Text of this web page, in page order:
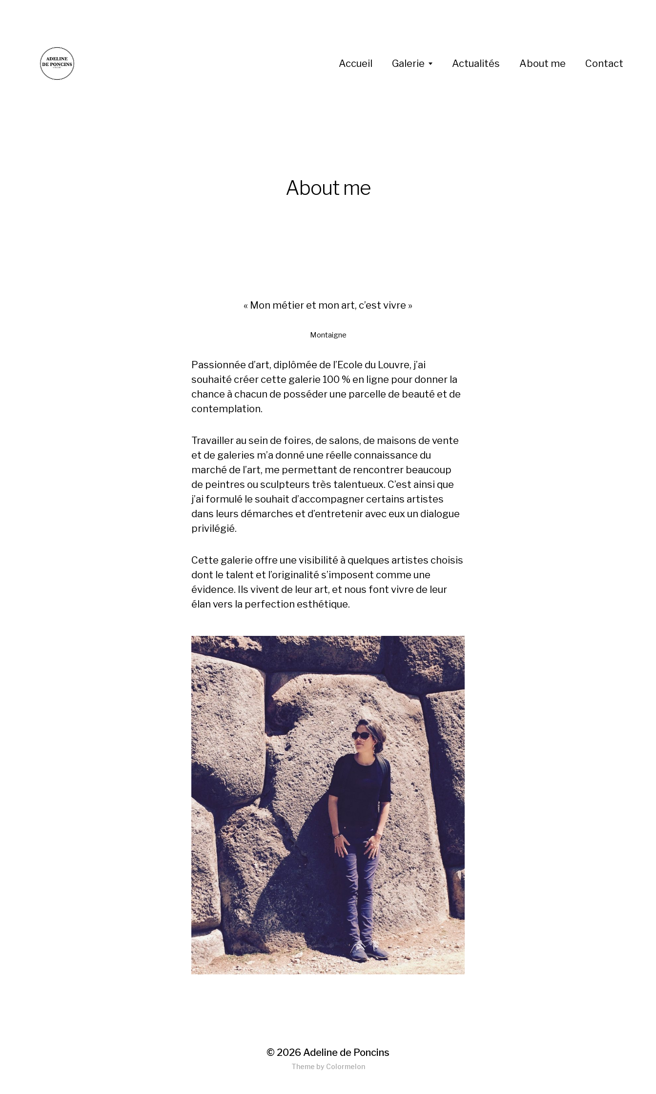
Accueil Galerie Actualités About me Contact
About me
« Mon métier et mon art, c’est vivre »
Montaigne
Passionnée d’art, diplômée de l’Ecole du Louvre, j’ai
souhaité créer cette galerie 100 % en ligne pour donner la
chance à chacun de posséder une parcelle de beauté et de
contemplation.
Travailler au sein de foires, de salons, de maisons de vente
et de galeries m’a donné une réelle connaissance du
marché de l’art, me permettant de rencontrer beaucoup
de peintres ou sculpteurs très talentueux. C’est ainsi que
j’ai formulé le souhait d’accompagner certains artistes
dans leurs démarches et d’entretenir avec eux un dialogue
privilégié.
Cette galerie offre une visibilité à quelques artistes choisis
dont le talent et l’originalité s’imposent comme une
évidence. Ils vivent de leur art, et nous font vivre de leur
élan vers la perfection esthétique.
© 2026 Adeline de Poncins
Theme by Colormelon